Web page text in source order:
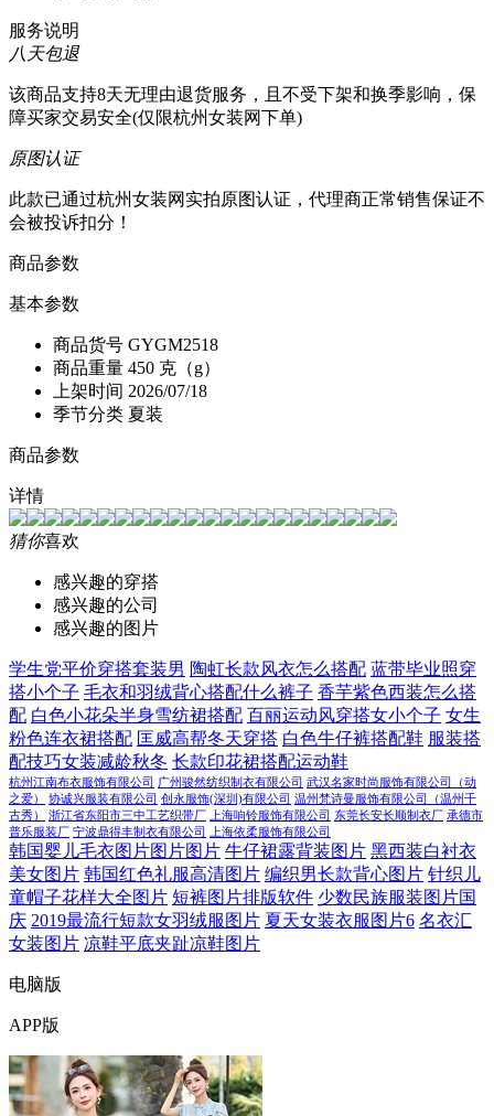
服务说明
八天包退
该商品支持8天无理由退货服务，且不受下架和换季影响，保
障买家交易安全(仅限杭州女装网下单)
原图认证
此款已通过杭州女装网实拍原图认证，代理商正常销售保证不
会被投诉扣分！
商品参数
基本参数
商品货号 GYGM2518
商品重量 450 克（g）
上架时间 2026/07/18
季节分类 夏装
商品参数
详情
猜你喜欢
感兴趣的穿搭
感兴趣的公司
感兴趣的图片
学生党平价穿搭套装男 陶虹长款风衣怎么搭配 蓝带毕业照穿
搭小个子 毛衣和羽绒背心搭配什么裤子 香芋紫色西装怎么搭
配 白色小花朵半身雪纺裙搭配 百丽运动风穿搭女小个子 女生
粉色连衣裙搭配 匡威高帮冬天穿搭 白色牛仔裤搭配鞋 服装搭
配技巧女装减龄秋冬 长款印花裙搭配运动鞋
杭州江南布衣服饰有限公司 广州骏然纺织制衣有限公司 武汉名家时尚服饰有限公司（动
之爱）
协诚兴服装有限公司 创永服饰(深圳)有限公司 温州梵诗曼服饰有限公司（温州千
古秀）
浙江省东阳市三中工艺织带厂 上海响铃服饰有限公司 东莞长安长顺制衣厂 承德市
普乐服装厂 宁波鼎得丰制衣有限公司 上海依柔服饰有限公司
韩国婴儿毛衣图片图片图片 牛仔裙露背装图片 黑西装白衬衣
美女图片 韩国红色礼服高清图片 编织男长款背心图片 针织儿
童帽子花样大全图片 短裤图片排版软件 少数民族服装图片国
庆 2019最流行短款女羽绒服图片 夏天女装衣服图片6 名衣汇
女装图片 凉鞋平底夹趾凉鞋图片
电脑版
APP版